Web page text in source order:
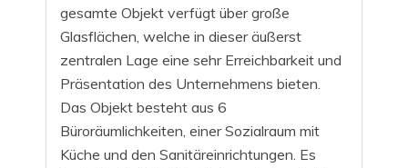
gesamte Objekt verfügt über große
Glasflächen, welche in dieser äußerst
zentralen Lage eine sehr Erreichbarkeit und
Präsentation des Unternehmens bieten.
Das Objekt besteht aus 6
Büroräumlichkeiten, einer Sozialraum mit
Küche und den Sanitäreinrichtungen. Es